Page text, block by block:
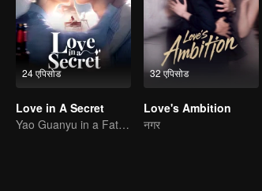
24 एपिसोड
Love in A Secret
Yao Guanyu in a Fateful Game of Love and Obsession
32 एपिसोड
Love's Ambition
नगर